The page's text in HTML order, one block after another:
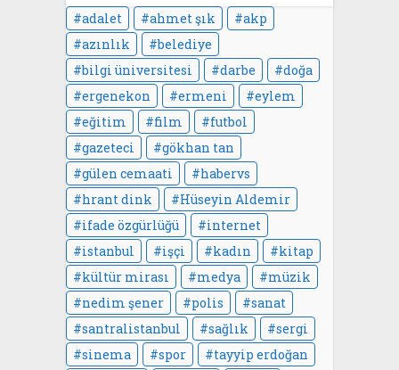
adalet ahmet şık
akp
azınlık
belediye
bilgi üniversitesi
darbe
doğa
ergenekon
ermeni
eylem
eğitim
film
futbol
gazeteci
gökhan tan
gülen cemaati
habervs
hrant dink
Hüseyin Aldemir
ifade özgürlüğü
internet
istanbul
işçi kadın
kitap
kültür mirası
medya
müzik
nedim şener
polis
sanat
santralistanbul
sağlık
sergi
sinema
spor
tayyip erdoğan